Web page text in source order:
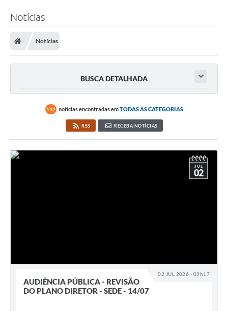
Notícias
Notícias
BUSCA DETALHADA
142 notícias encontradas emTODAS AS CATEGORIAS
RSS RECEBA NOTÍCIAS
02 JUL 2026 - 09h17
JUL
02
AUDIÊNCIA PÚBLICA - REVISÃO
DO PLANO DIRETOR - SEDE - 14/07